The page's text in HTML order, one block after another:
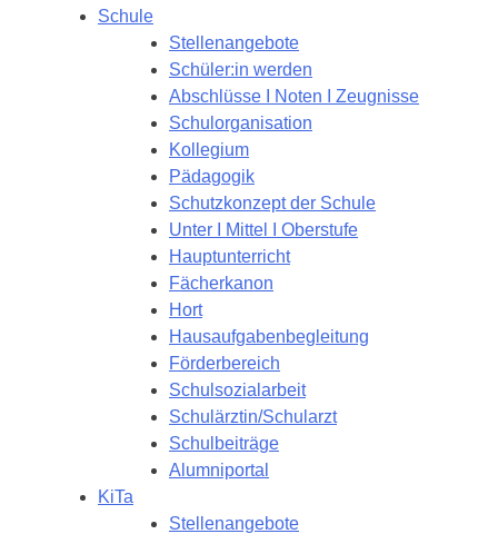
Schule
Stellenangebote
Schüler:in werden
Abschlüsse I Noten I Zeugnisse
Schulorganisation
Kollegium
Pädagogik
Schutzkonzept der Schule
Unter I Mittel I Oberstufe
Hauptunterricht
Fächerkanon
Hort
Hausaufgabenbegleitung
Förderbereich
Schulsozialarbeit
Schulärztin/Schularzt
Schulbeiträge
Alumniportal
KiTa
Stellenangebote